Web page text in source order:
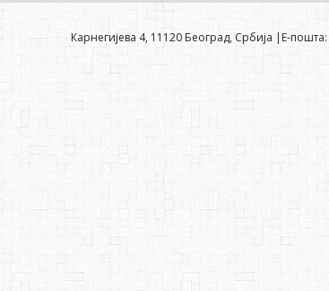
Карнегијева 4, 11120 Београд, Србија |Е-пошта: